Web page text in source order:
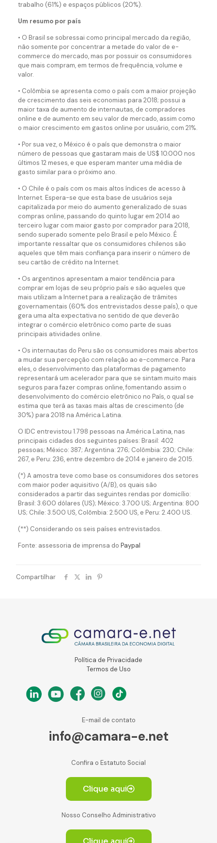
trabalho (61%) e espaços públicos (20%).
Um resumo por país
• O Brasil se sobressai como principal mercado da região,
não somente por concentrar a metade do valor de e-
commerce do mercado, mas por possuir os consumidores
que mais compram, em termos de frequência, volume e
valor.
• Colômbia se apresenta como o país com a maior projeção
de crescimento das seis economias para 2018; possui a
maior taxa de aumento de internautas, de compradores
online e de aumento em seu valor de mercado, assim como
o maior crescimento em gastos online por usuário, com 21%.
• Por sua vez, o México é o país que demonstra o maior
número de pessoas que gastaram mais de US$ 10.000 nos
últimos 12 meses, e que esperam manter uma média de
gasto similar para o próximo ano.
• O Chile é o país com os mais altos índices de acesso à
Internet. Espera-se que esta base de usuários seja
capitalizada por meio do aumento generalizado de suas
compras online, passando do quinto lugar em 2014 ao
terceiro lugar com maior gasto por comprador para 2018,
sendo superado somente pelo Brasil e pelo México. É
importante ressaltar que os consumidores chilenos são
aqueles que têm mais confiança para inserir o número de
seu cartão de crédito na Internet.
• Os argentinos apresentam a maior tendência para
comprar em lojas de seu próprio país e são aqueles que
mais utilizam a Internet para a realização de trâmites
governamentais (60% dos entrevistados desse país), o que
gera uma alta expectativa no sentido de que deverão
integrar o comércio eletrônico como parte de suas
principais atividades online.
• Os internautas do Peru são os consumidores mais abertos
a mudar sua percepção com relação ao e-commerce. Para
eles, o desenvolvimento das plataformas de pagamento
representará um acelerador para que se sintam muito mais
seguros para fazer compras online, fomentando assim o
desenvolvimento do comércio eletrônico no País, o qual se
estima que terá as taxas mais altas de crescimento (de
30%) para 2018 na América Latina.
O IDC entrevistou 1.798 pessoas na América Latina, nas
principais cidades dos seguintes países: Brasil: 402
pessoas; México: 387; Argentina: 276; Colômbia: 230; Chile:
267, e Peru: 236, entre dezembro de 2014 e janeiro de 2015.
(*) A amostra teve como base os consumidores dos setores
com maior poder aquisitivo (A/B), os quais são
considerados a partir das seguintes rendas por domicílio:
Brasil: 3.600 dólares (US); México: 3.700 US; Argentina: 800
US; Chile: 3.500 US, Colômbia: 2.500 US, e Peru: 2.400 US.
(**) Considerando os seis países entrevistados.
Fonte: assessoria de imprensa do Paypal
Compartilhar
Política de Privacidade
Termos de Uso
E-mail de contato
info@camara-e.net
Confira o Estatuto Social
Clique aqui
Nosso Conselho Administrativo